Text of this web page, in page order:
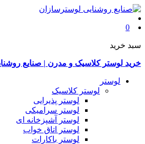
0
سبد خرید
خرید لوستر کلاسیک و مدرن | صنایع
لوستر
لوستر کلاسیک
لوستر پذیرایی
لوستر سرامیکی
لوستر آشپزخانه ای
لوستر اتاق خواب
لوستر باکارات